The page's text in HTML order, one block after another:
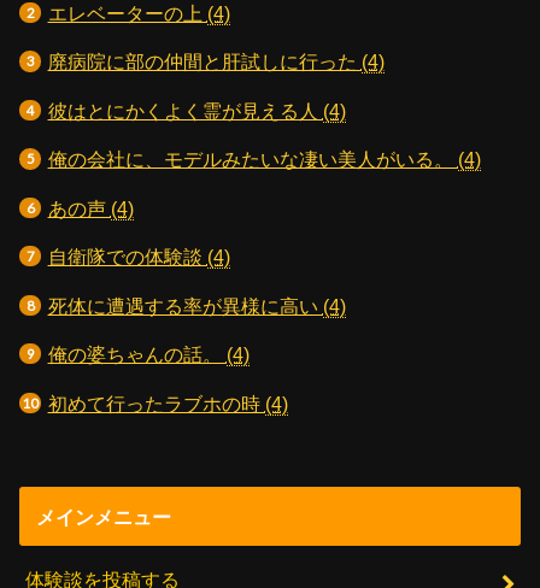
エレベーターの上 (4)
廃病院に部の仲間と肝試しに行った (4)
彼はとにかくよく霊が見える人 (4)
俺の会社に、モデルみたいな凄い美人がいる。 (4)
あの声 (4)
自衛隊での体験談 (4)
死体に遭遇する率が異様に高い (4)
俺の婆ちゃんの話。 (4)
初めて行ったラブホの時 (4)
メインメニュー
体験談を投稿する